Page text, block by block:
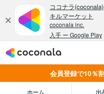
会員登録で10％
ホーム 出